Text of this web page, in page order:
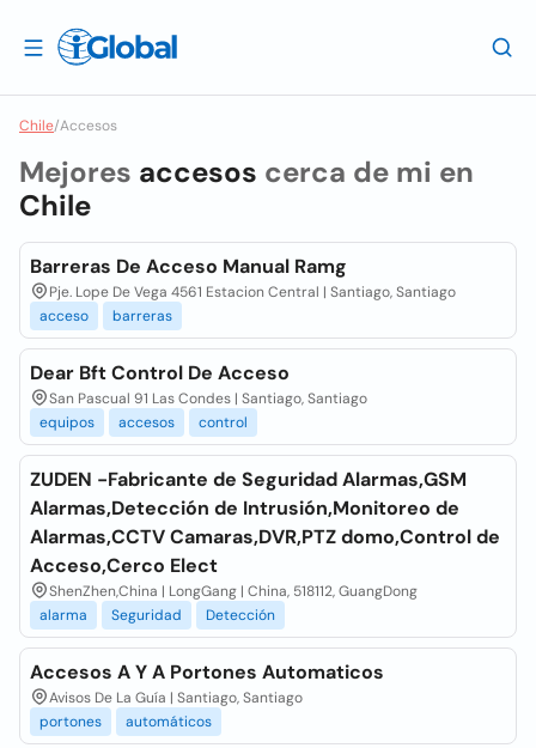
Chile/Accesos
Mejores accesos cerca de mi en
Chile
Barreras De Acceso Manual Ramg
Pje. Lope De Vega 4561 Estacion Central | Santiago, Santiago
acceso
barreras
Dear Bft Control De Acceso
San Pascual 91 Las Condes | Santiago, Santiago
equipos
accesos control
ZUDEN -Fabricante de Seguridad Alarmas,GSM
Alarmas,Detección de Intrusión,Monitoreo de
Alarmas,CCTV Camaras,DVR,PTZ domo,Control de
Acceso,Cerco Elect
ShenZhen,China | LongGang | China, 518112, GuangDong
alarma
Seguridad Detección
Accesos A Y A Portones Automaticos
Avisos De La Guía | Santiago, Santiago
portones
automáticos